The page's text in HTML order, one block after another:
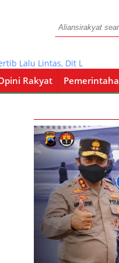
Lintas, Dit Lantas Polda
Rakyat
Pendidikan